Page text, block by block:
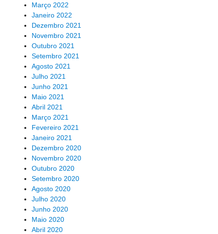
Março 2022
Janeiro 2022
Dezembro 2021
Novembro 2021
Outubro 2021
Setembro 2021
Agosto 2021
Julho 2021
Junho 2021
Maio 2021
Abril 2021
Março 2021
Fevereiro 2021
Janeiro 2021
Dezembro 2020
Novembro 2020
Outubro 2020
Setembro 2020
Agosto 2020
Julho 2020
Junho 2020
Maio 2020
Abril 2020